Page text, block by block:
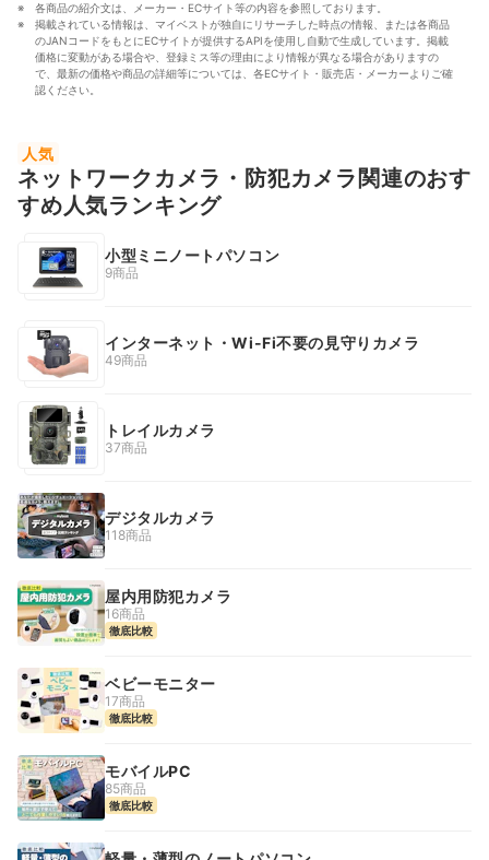
各商品の紹介文は、メーカー・ECサイト等の内容を参照しております。
掲載されている情報は、マイベストが独自にリサーチした時点の情報、または各商品
のJANコードをもとにECサイトが提供するAPIを使用し自動で生成しています。掲載
価格に変動がある場合や、登録ミス等の理由により情報が異なる場合がありますの
で、最新の価格や商品の詳細等については、各ECサイト・販売店・メーカーよりご確
認ください。
人気
ネットワークカメラ・防犯カメラ関連のおす
すめ人気ランキング
小型ミニノートパソコン
9商品
インターネット・Wi-Fi不要の見守りカメラ
49商品
トレイルカメラ
37商品
デジタルカメラ
118商品
屋内用防犯カメラ
16商品
徹底比較
ベビーモニター
17商品
徹底比較
モバイルPC
85商品
徹底比較